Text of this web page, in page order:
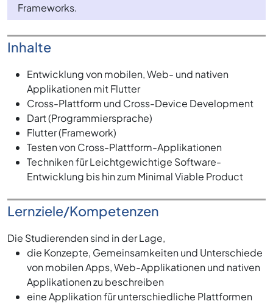
Frameworks.
Inhalte
Entwicklung von mobilen, Web- und nativen
Applikationen mit Flutter
Cross-Plattform und Cross-Device Development
Dart (Programmiersprache)
Flutter (Framework)
Testen von Cross-Plattform-Applikationen
Techniken für Leichtgewichtige Software-
Entwicklung bis hin zum Minimal Viable Product
Lernziele/Kompetenzen
Die Studierenden sind in der Lage,
die Konzepte, Gemeinsamkeiten und Unterschiede
von mobilen Apps, Web-Applikationen und nativen
Applikationen zu beschreiben
eine Applikation für unterschiedliche Plattformen